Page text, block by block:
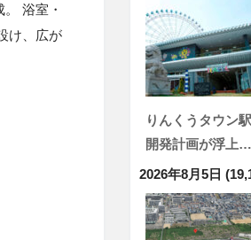
浴室・
け、広が
りんくうタウン
開発計画が浮上…
2026年8月5日